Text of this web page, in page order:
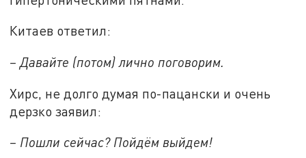
Китаев ответил:
– Давайте (потом) лично поговорим.
Хирс, не долго думая по-пацански и очень
дерзко заявил:
– Пошли сейчас? Пойдём выйдем!